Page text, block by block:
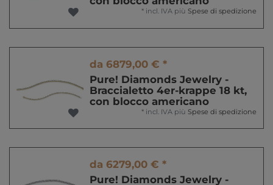
* incl. IVA più Spese di spedizione
da 6879,00 € *
Pure! Diamonds Jewelry -
Braccialetto 4er-krappe 18 kt,
con blocco americano
* incl. IVA più Spese di spedizione
da 6279,00 € *
Pure! Diamonds Jewelry -